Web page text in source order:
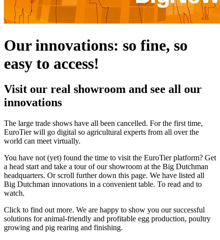
Our innovations: so fine, so
easy to access!
Visit our real showroom and see all our
innovations
The large trade shows have all been cancelled. For the first time,
EuroTier will go digital so agricultural experts from all over the
world can meet virtually.
You have not (yet) found the time to visit the EuroTier platform? Get
a head start and take a tour of our showroom at the Big Dutchman
headquarters. Or scroll further down this page. We have listed all
Big Dutchman innovations in a convenient table. To read and to
watch.
Click to find out more. We are happy to show you our successful
solutions for animal-friendly and profitable egg production, poultry
growing and pig rearing and finishing.